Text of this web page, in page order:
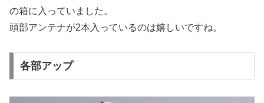
の箱に入っていました。
頭部アンテナが2本入っているのは嬉しいですね。
各部アップ